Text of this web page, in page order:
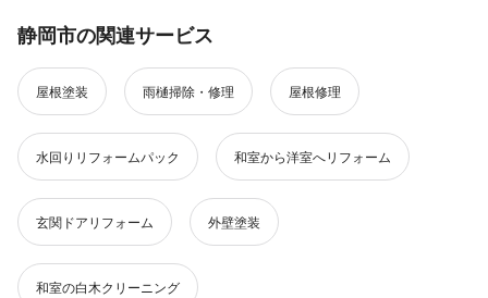
静岡市の関連サービス
屋根塗装 雨樋掃除・修理 屋根修理
水回りリフォームパック 和室から洋室へリフォーム
玄関ドアリフォーム 外壁塗装
和室の白木クリーニング